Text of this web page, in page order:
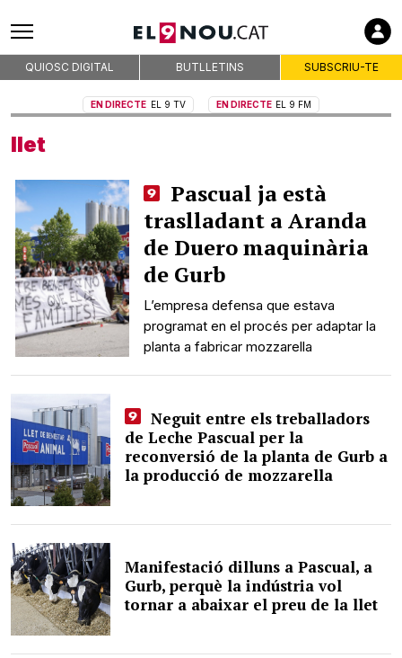
QUIOSC DIGITAL BUTLLETINS SUBSCRIU-TE
EN DIRECTE EL 9 TV EN DIRECTE EL 9 FM
llet
Pascual ja està
traslladant a Aranda
de Duero maquinària
de Gurb
L’empresa defensa que estava
programat en el procés per adaptar la
planta a fabricar mozzarella
Neguit entre els treballadors
de Leche Pascual per la
reconversió de la planta de Gurb a
la producció de mozzarella
Manifestació dilluns a Pascual, a
Gurb, perquè la indústria vol
tornar a abaixar el preu de la llet